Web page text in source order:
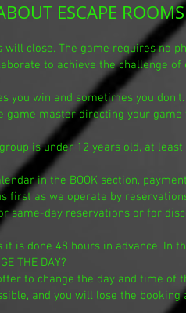
ESCAPE ROOMS
close. The game requires no
to achieve the challenge
you win and sometimes you
master directing your
is under 12 years old, at
in the BOOK section,
first as we operate by
for same-day reservations or for
is done 48 hours in advance. In
THE DAY?
to change the day and time
and you will lose the booking